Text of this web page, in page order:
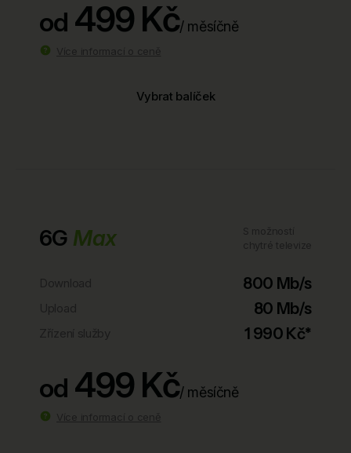
od 499 Kč/ měsíčně
Vybrat balíček
6G Max
800 Mb/s
80 Mb/s
1 990 Kč*
od 499 Kč/ měsíčně